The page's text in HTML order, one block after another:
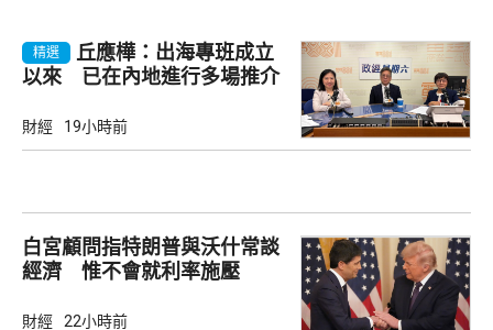
精選
丘應樺：出海專班成立
以來 已在內地進行多場推介
財經 19小時前
白宮顧問指特朗普與沃什常談
經濟 惟不會就利率施壓
財經 22小時前